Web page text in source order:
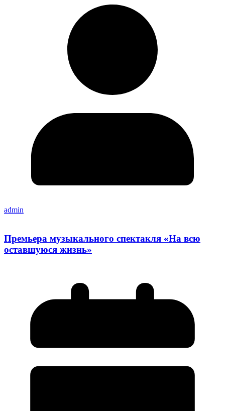
admin
Премьера музыкального спектакля «На всю
оставшуюся жизнь»